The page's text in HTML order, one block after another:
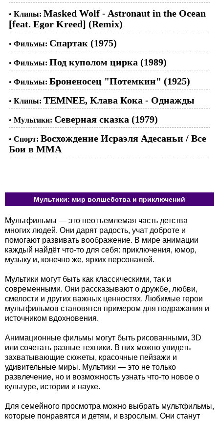
• Клипы: Masked Wolf - Astronaut in the Ocean
[feat. Egor Kreed] (Remix)
• Фильмы: Спартак (1975)
• Фильмы: Под куполом цирка (1989)
• Фильмы: Броненосец "Потемкин" (1925)
• Клипы: TEMNEE, Клава Кока - Однажды
• Мультики: Северная сказка (1979)
• Спорт: Восхождение Исраэля Адесаньи / Все
Бои в ММА
Мультики: мир волшебства и приключений
Мультфильмы — это неотъемлемая часть детства
многих людей. Они дарят радость, учат доброте и
помогают развивать воображение. В мире анимации
каждый найдёт что-то для себя: приключения, юмор,
музыку и, конечно же, ярких персонажей.
Мультики могут быть как классическими, так и
современными. Они рассказывают о дружбе, любви,
смелости и других важных ценностях. Любимые герои
мультфильмов становятся примером для подражания и
источником вдохновения.
Анимационные фильмы могут быть рисованными, 3D
или сочетать разные техники. В них можно увидеть
захватывающие сюжеты, красочные пейзажи и
удивительные миры. Мультики — это не только
развлечение, но и возможность узнать что-то новое о
культуре, истории и науке.
Для семейного просмотра можно выбрать мультфильмы,
которые понравятся и детям, и взрослым. Они станут